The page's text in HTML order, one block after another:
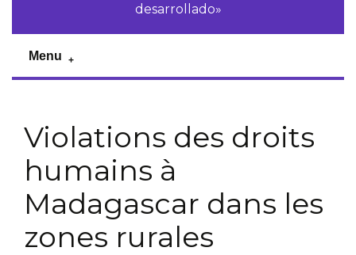
desarrollado»
Menu
Violations des droits
humains à
Madagascar dans les
zones rurales